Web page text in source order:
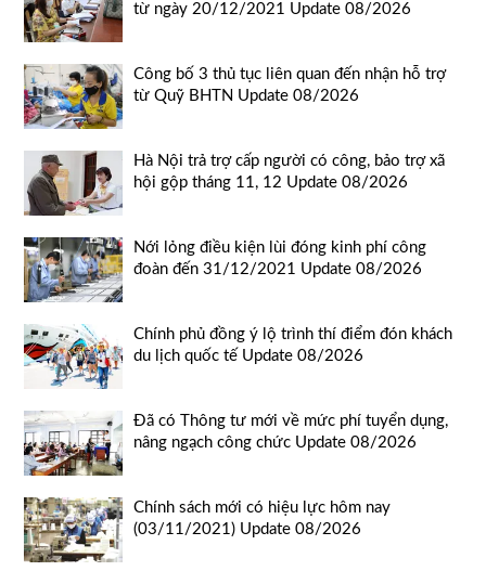
từ ngày 20/12/2021 Update 08/2026
Công bố 3 thủ tục liên quan đến nhận hỗ trợ
từ Quỹ BHTN Update 08/2026
Hà Nội trả trợ cấp người có công, bảo trợ xã
hội gộp tháng 11, 12 Update 08/2026
Nới lỏng điều kiện lùi đóng kinh phí công
đoàn đến 31/12/2021 Update 08/2026
Chính phủ đồng ý lộ trình thí điểm đón khách
du lịch quốc tế Update 08/2026
Đã có Thông tư mới về mức phí tuyển dụng,
nâng ngạch công chức Update 08/2026
Chính sách mới có hiệu lực hôm nay
(03/11/2021) Update 08/2026